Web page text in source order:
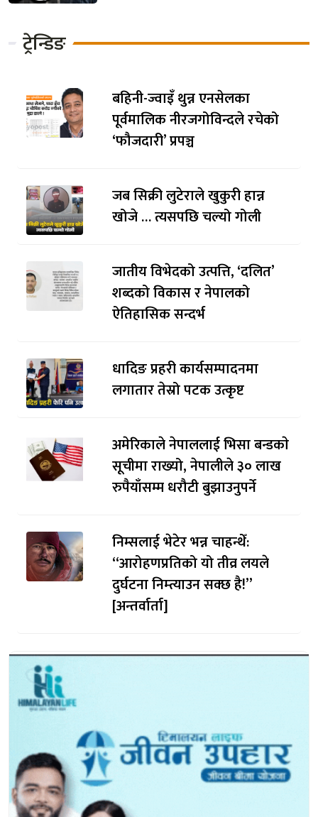
ट्रेन्डिङ
बहिनी-ज्वाइँ थुन्न एनसेलका
पूर्वमालिक नीरजगोविन्दले रचेको
‘फौजदारी’ प्रपञ्च
जब सिक्री लुटेराले खुकुरी हान्न
खोजे … त्यसपछि चल्यो गोली
जातीय विभेदको उत्पत्ति, ‘दलित’
शब्दको विकास र नेपालको
ऐतिहासिक सन्दर्भ
धादिङ प्रहरी कार्यसम्पादनमा
लगातार तेस्रो पटक उत्कृष्ट
अमेरिकाले नेपाललाई भिसा बन्डकाे
सूचीमा राख्यो, नेपालीले ३० लाख
रुपैयाँसम्म धरौटी बुझाउनुपर्ने
निम्सलाई भेटेर भन्न चाहन्थेँ:
“आरोहणप्रतिको यो तीव्र लयले
दुर्घटना निम्त्याउन सक्छ है!”
[अन्तर्वार्ता]